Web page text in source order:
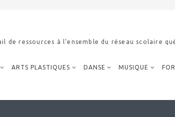
de ressources à l’ensemble du réseau scolaire
ARTS PLASTIQUES DANSE MUSIQUE